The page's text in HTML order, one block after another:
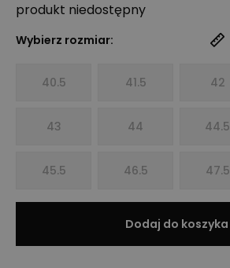
produkt niedostępny
Wybierz rozmiar:
40.5 41.5 42
43 44 44.5
45.5 46.5 47.5
Dodaj do koszyka